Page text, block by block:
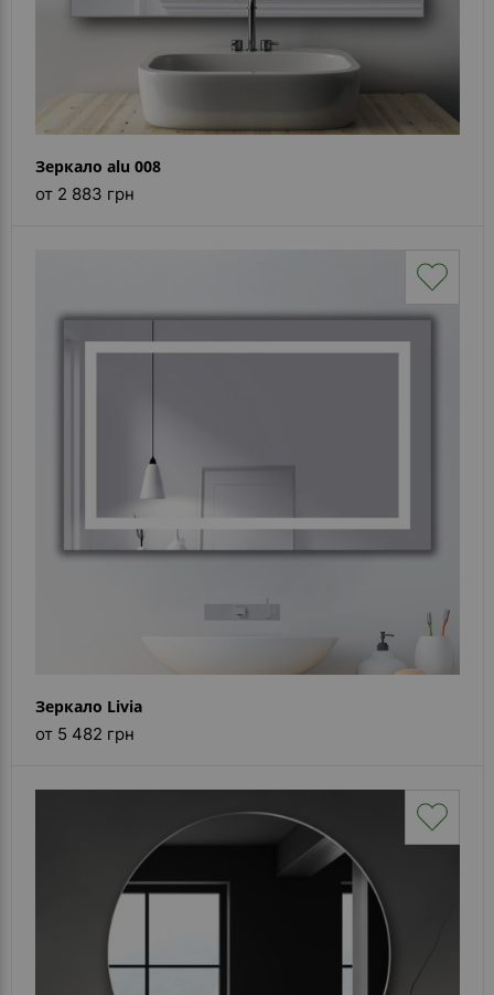
Зеркало alu 008
от 2 883 грн
Зеркало Livia
от 5 482 грн